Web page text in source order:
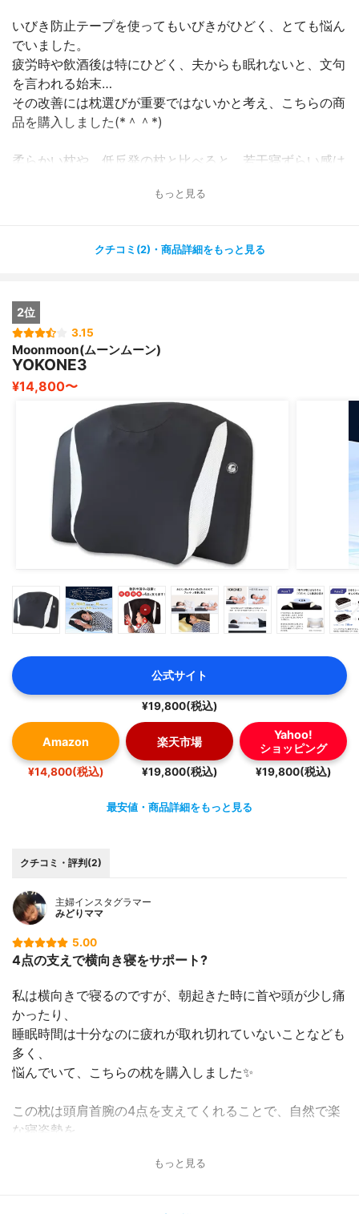
いびき防止テープを使ってもいびきがひどく、とても悩ん
でいました。
疲労時や飲酒後は特にひどく、夫からも眠れないと、文句
を言われる始末…
その改善には枕選びが重要ではないかと考え、こちらの商
品を購入しました(*＾＾*)
柔らかい枕や、低反発の枕と比べると、若干寝ずらい感は
効果を実感できます(*＾＾*)
ずかしかったのですが、完全に救われた思いです！
もっと見る
クチコミ(2)・商品詳細をもっと見る
2位
3.15
Moonmoon(ムーンムーン)
YOKONE3
¥14,800〜
公式サイト
¥19,800(税込)
Amazon
¥14,800(税込)
楽天市場
¥19,800(税込)
Yahoo!
ショッピング
¥19,800(税込)
最安値・商品詳細をもっと見る
クチコミ・評判(2)
主婦インスタグラマー
みどりママ
5.00
4点の支えで横向き寝をサポート?
私は横向きで寝るのですが、朝起きた時に首や頭が少し痛
かったり、
睡眠時間は十分なのに疲れが取れ切れていないことなども
多く、
悩んでいて、こちらの枕を購入しました✨
この枕は頭肩首腕の4点を支えてくれることで、自然で楽
な寝姿勢を
もっと見る